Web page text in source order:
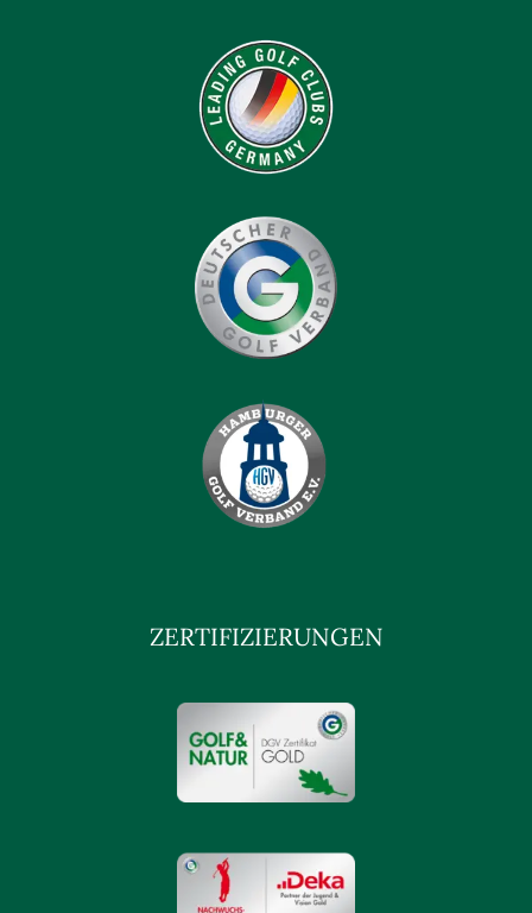
ZERTIFIZIERUNGEN